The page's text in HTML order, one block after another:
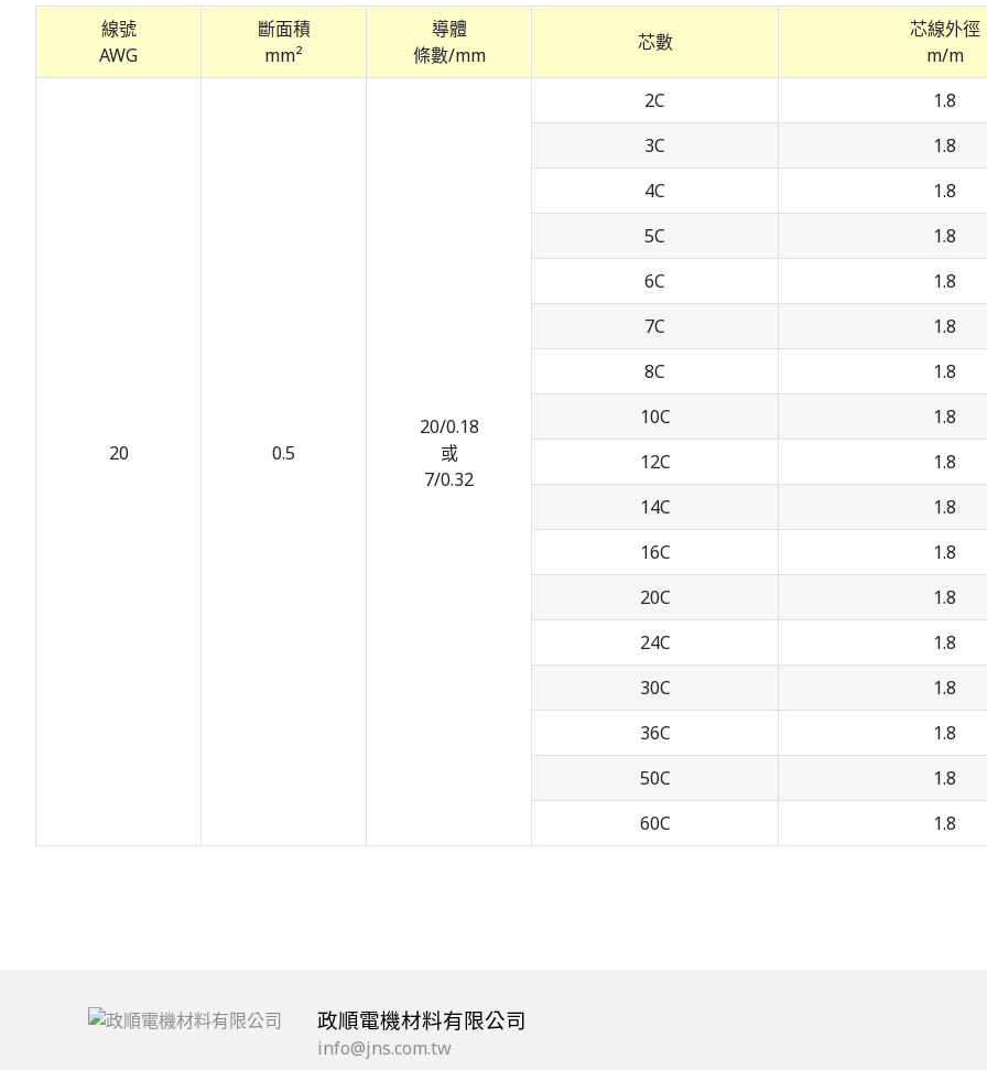
線號
AWG
斷面積
mm²
導體
條數/mm
芯數
芯線外徑
m/m
20 0.5
20/0.18
或
7/0.32
2C
1.8
3C
1.8
4C
1.8
5C
1.8
6C
1.8
7C
1.8
8C
1.8
10C
1.8
12C
1.8
14C
1.8
16C
1.8
20C
1.8
24C
1.8
30C
1.8
36C
1.8
50C
1.8
60C
1.8
政順電機材料有限公司
info@jns.com.tw